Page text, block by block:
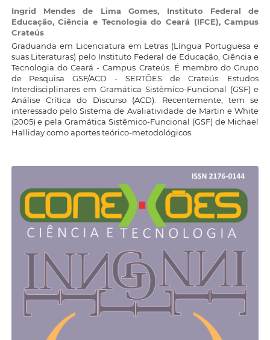
Ingrid Mendes de Lima Gomes, Instituto Federal de
Educação, Ciência e Tecnologia do Ceará (IFCE), Campus
Crateús
Graduanda em Licenciatura em Letras (Língua Portuguesa e
suas Literaturas) pelo Instituto Federal de Educação, Ciência e
Tecnologia do Ceará - Campus Crateús. É membro do Grupo
de Pesquisa GSF/ACD - SERTÕES de Crateús: Estudos
Interdisciplinares em Gramática Sistêmico-Funcional (GSF) e
Análise Crítica do Discurso (ACD). Recentemente, tem se
interessado pelo Sistema de Avaliatividade de Martin e White
(2005) e pela Gramática Sistêmico-Funcional (GSF) de Michael
Halliday como aportes teórico-metodológicos.